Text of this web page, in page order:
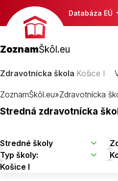
Databáza EÚ
ZoznamŠkôl.eu
Zdravotnícka škola Košice I
ZoznamŠkôl.eu»Zdravotnícka
Stredná zdravotnícka